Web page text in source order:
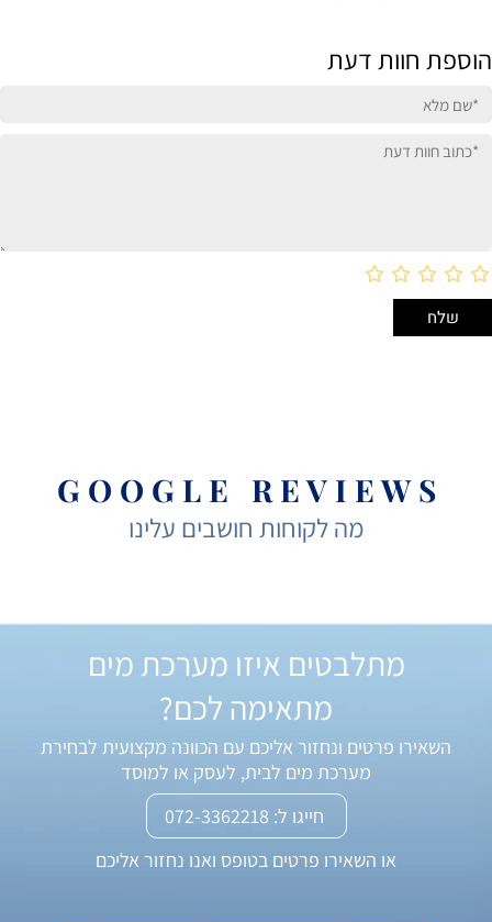
הוספת חוות דעת
G O O G L E R E V I E W S
מה לקוחות חושבים עלינו
מתלבטים איזו מערכת מים
מתאימה לכם?
השאירו פרטים ונחזור אליכם עם הכוונה מקצועית לבחירת
מערכת מים לבית, לעסק או למוסד
חייגו ל: 072-3362218
או השאירו פרטים בטופס ואנו נחזור אליכם